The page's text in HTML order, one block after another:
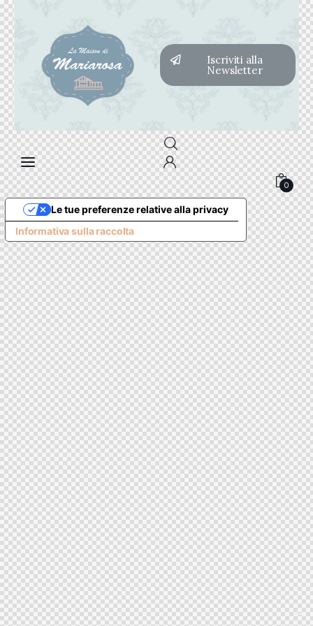
Iscriviti alla
Newsletter
0
0
Informativa sulla raccolta
Le tue preferenze relative alla privacy